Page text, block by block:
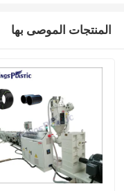
المنتجات الموصى بها